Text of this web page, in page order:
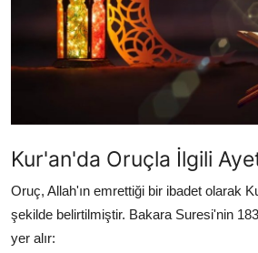
KISSADAN HİSSE
DİNİ BİLGİLER
Kur'an'da Oruçla İlgili
Oruç, Allah'ın emrettiği bir ibadet olarak
şekilde belirtilmiştir. Bakara Suresi'nin
yer alır: